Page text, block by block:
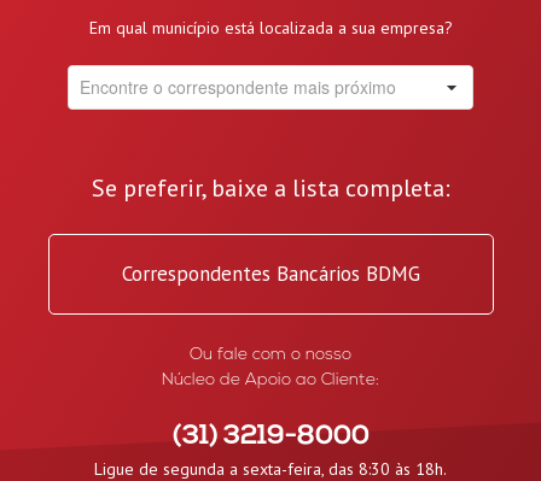
Em qual município está localizada a sua empresa?
Se preferir, baixe a lista completa:
Correspondentes Bancários BDMG
Ou fale com o nosso
Núcleo de Apoio ao Cliente:
(31) 3219-8000
Ligue de segunda a sexta-feira, das 8:30 às 18h.